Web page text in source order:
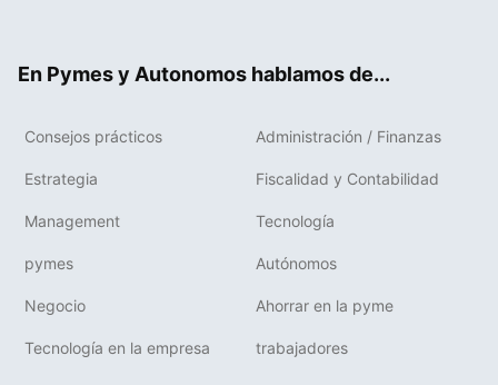
En Pymes y Autonomos hablamos de...
Consejos prácticos Administración / Finanzas
Estrategia Fiscalidad y Contabilidad
Management Tecnología
pymes Autónomos
Negocio Ahorrar en la pyme
Tecnología en la empresa trabajadores